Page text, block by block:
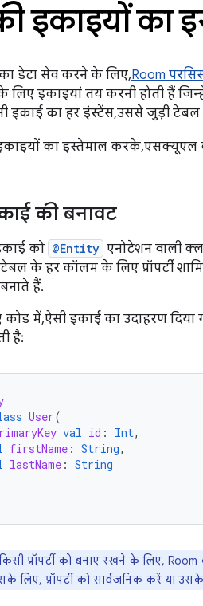
इकाइयों का
डेटा सेव करने के लिए,Room
लिए इकाइयां तय करनी होती हैं
इकाई का हर इंस्टेंस, उससे जुड़ी
का इस्तेमाल करके, एसक्यूएल
की बनावट
को @Entity एनोटेशन वाली
के हर कॉलम के लिए प्रॉपर्टी
बनाते हैं.
कोड में, ऐसी इकाई का उदाहरण
है:
User(
val id : Int,
firstName : String,
lastName : String
प्रॉपर्टी को बनाए रखने के लिए,
लिए, प्रॉपर्टी को सार्वजनिक करें या